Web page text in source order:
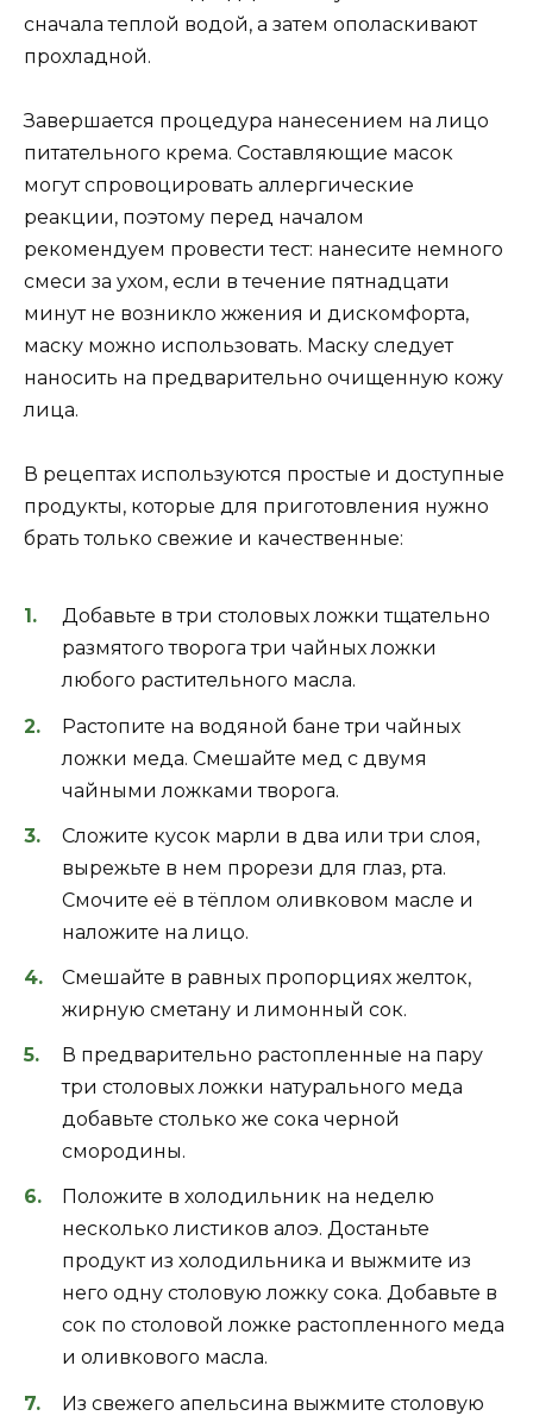
сначала теплой водой, а затем ополаскивают
прохладной.
Завершается процедура нанесением на лицо
питательного крема. Составляющие масок
могут спровоцировать аллергические
реакции, поэтому перед началом
рекомендуем провести тест: нанесите немного
смеси за ухом, если в течение пятнадцати
минут не возникло жжения и дискомфорта,
маску можно использовать. Маску следует
наносить на предварительно очищенную кожу
лица.
В рецептах используются простые и доступные
продукты, которые для приготовления нужно
брать только свежие и качественные:
Добавьте в три столовых ложки тщательно
размятого творога три чайных ложки
любого растительного масла.
Растопите на водяной бане три чайных
ложки меда. Смешайте мед с двумя
чайными ложками творога.
Сложите кусок марли в два или три слоя,
вырежьте в нем прорези для глаз, рта.
Смочите её в тёплом оливковом масле и
наложите на лицо.
Смешайте в равных пропорциях желток,
жирную сметану и лимонный сок.
В предварительно растопленные на пару
три столовых ложки натурального меда
добавьте столько же сока черной
смородины.
Положите в холодильник на неделю
несколько листиков алоэ. Достаньте
продукт из холодильника и выжмите из
него одну столовую ложку сока. Добавьте в
сок по столовой ложке растопленного меда
и оливкового масла.
Из свежего апельсина выжмите столовую